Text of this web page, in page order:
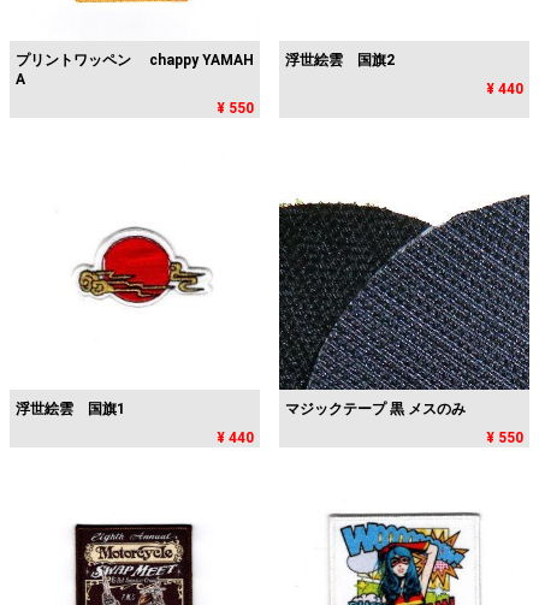
プリントワッペン chappy YAMAH
A
¥ 550
浮世絵雲 国旗2
¥ 440
浮世絵雲 国旗1
¥ 440
マジックテープ 黒 メスのみ
¥ 550